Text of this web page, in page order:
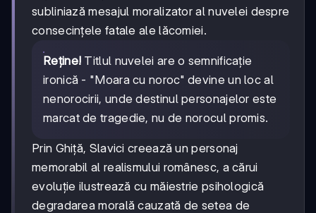
subliniază mesajul moralizator al nuvelei despre
consecințele fatale ale lăcomiei.
Reține! Titlul nuvelei are o semnificație
ironică - "Moara cu noroc" devine un loc al
nenorocirii, unde destinul personajelor este
marcat de tragedie, nu de norocul promis.
Prin Ghiță, Slavici creează un personaj
memorabil al realismului românesc, a cărui
evoluție ilustrează cu măiestrie psihologică
degradarea morală cauzată de setea de